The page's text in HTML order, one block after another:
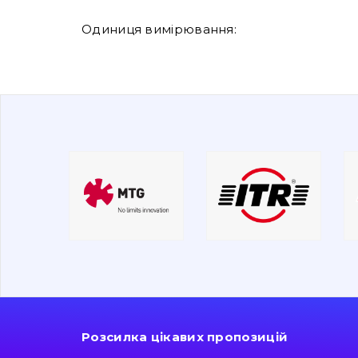
Одиниця вимірювання:
Розсилка цікавих пропозицій